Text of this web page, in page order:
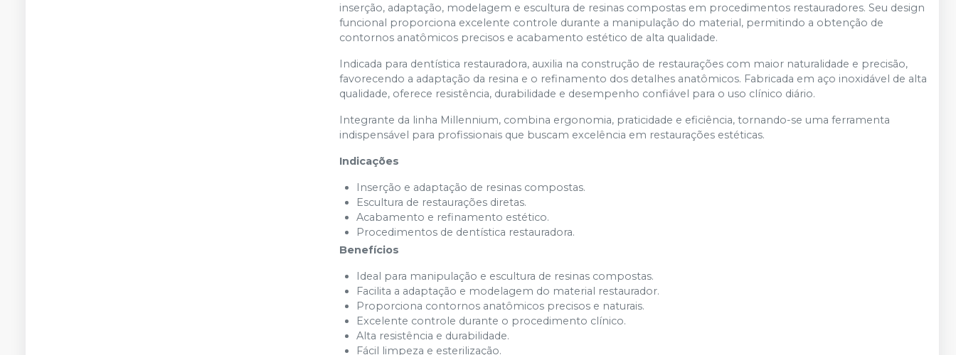
inserção, adaptação, modelagem e escultura de resinas compostas em procedimentos restauradores. Seu design
funcional proporciona excelente controle durante a manipulação do material, permitindo a obtenção de
contornos anatômicos precisos e acabamento estético de alta qualidade.
Indicada para dentística restauradora, auxilia na construção de restaurações com maior naturalidade e precisão,
favorecendo a adaptação da resina e o refinamento dos detalhes anatômicos. Fabricada em aço inoxidável de alta
qualidade, oferece resistência, durabilidade e desempenho confiável para o uso clínico diário.
Integrante da linha Millennium, combina ergonomia, praticidade e eficiência, tornando-se uma ferramenta
indispensável para profissionais que buscam excelência em restaurações estéticas.
Indicações
Inserção e adaptação de resinas compostas.
Escultura de restaurações diretas.
Acabamento e refinamento estético.
Procedimentos de dentística restauradora.
Benefícios
Ideal para manipulação e escultura de resinas compostas.
Facilita a adaptação e modelagem do material restaurador.
Proporciona contornos anatômicos precisos e naturais.
Excelente controle durante o procedimento clínico.
Alta resistência e durabilidade.
Fácil limpeza e esterilização.